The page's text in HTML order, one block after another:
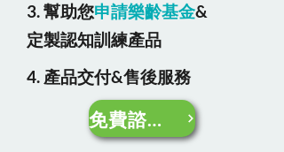
3. 幫助您申請樂齡基金&
​定製認知訓練產品
4. 產品交付&售後服務
免費諮詢樂齡基金申請